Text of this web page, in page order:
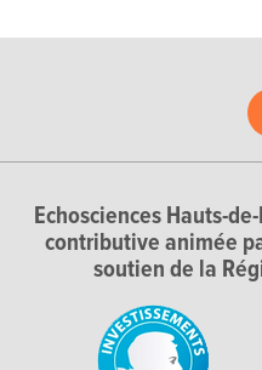
Echosciences Hauts-
contributive animée
soutien de la